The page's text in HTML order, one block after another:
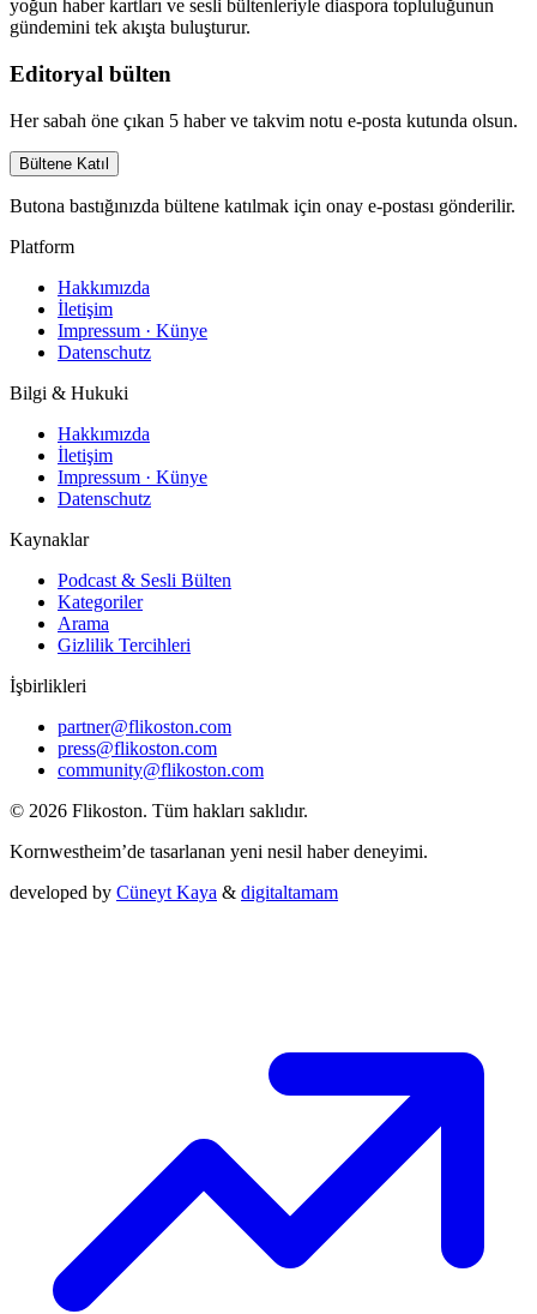
yoğun haber kartları ve sesli bültenleriyle diaspora topluluğunun
gündemini tek akışta buluşturur.
Editoryal bülten
Her sabah öne çıkan 5 haber ve takvim notu e-posta kutunda olsun.
Bültene Katıl
Butona bastığınızda bültene katılmak için onay e-postası gönderilir.
Platform
Hakkımızda
İletişim
Impressum · Künye
Datenschutz
Bilgi & Hukuki
Hakkımızda
İletişim
Impressum · Künye
Datenschutz
Kaynaklar
Podcast & Sesli Bülten
Kategoriler
Arama
Gizlilik Tercihleri
İşbirlikleri
partner@flikoston.com
press@flikoston.com
community@flikoston.com
© 2026 Flikoston. Tüm hakları saklıdır.
Kornwestheim’de tasarlanan yeni nesil haber deneyimi.
developed by Cüneyt Kaya & digitaltamam